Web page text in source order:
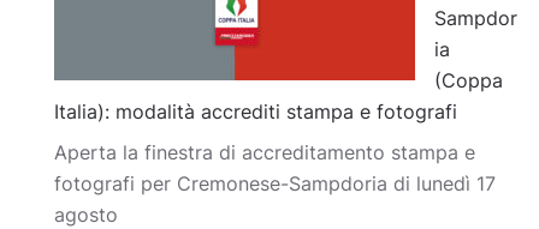
Sampdor
ia
(Coppa
Italia): modalità accrediti stampa e fotografi
Aperta la finestra di accreditamento stampa e
fotografi per Cremonese-Sampdoria di lunedì 17
agosto